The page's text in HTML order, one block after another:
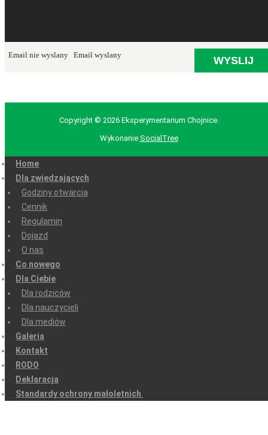
Email nie wyslany Email wyslany
Copyright © 2026 Eksperymentarium Chojnice.
Wykonanie SocialTree
Home
Dla zwiedzających
Godziny otwarcia
Cennik
Regulamin
Dojazd
O nas
Co nowego
Dla Ciebie
Dla rodziców
Dla nauczycieli
Dla mediów
Galeria
Kontakt
RODO
Deklaracja
Standardy ochrony małoletnich